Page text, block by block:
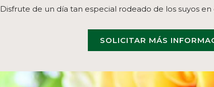
Disfrute de un día tan especial rodeado de los suyos
SOLICITAR MÁS